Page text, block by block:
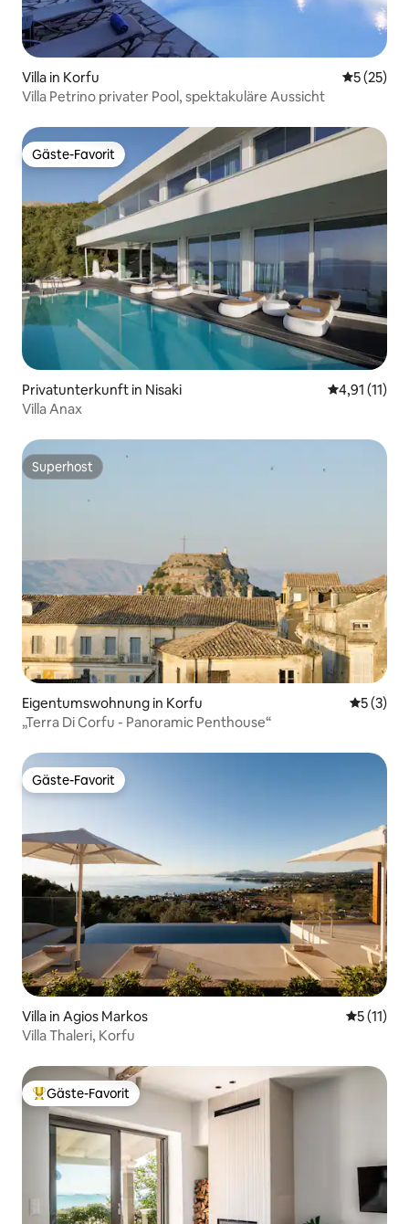
Villa in Korfu
5 (25)
Villa Petrino privater Pool, spektakuläre Aussicht
Gäste-Favorit
Gäste-Favorit
Privatunterkunft in Nisaki
4,91 (11)
Villa Anax
Superhost
Superhost
Eigentumswohnung in Korfu
5 (3)
„Terra Di Corfu - Panoramic Penthouse“
Gäste-Favorit
Gäste-Favorit
Villa in Agios Markos
5 (11)
Villa Thaleri, Korfu
Beliebter Gäste-Favorit.
Gäste-Favorit